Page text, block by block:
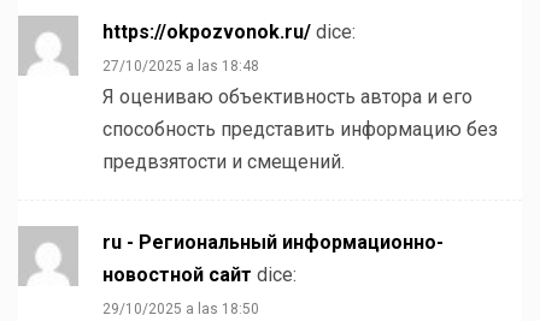
https://okpozvonok.ru/ dice:
27/10/2025 a las 18:48
Я оцениваю объективность автора и его
способность представить информацию без
предвзятости и смещений.
ru - Региональный информационно-
новостной сайт dice:
29/10/2025 a las 18:50